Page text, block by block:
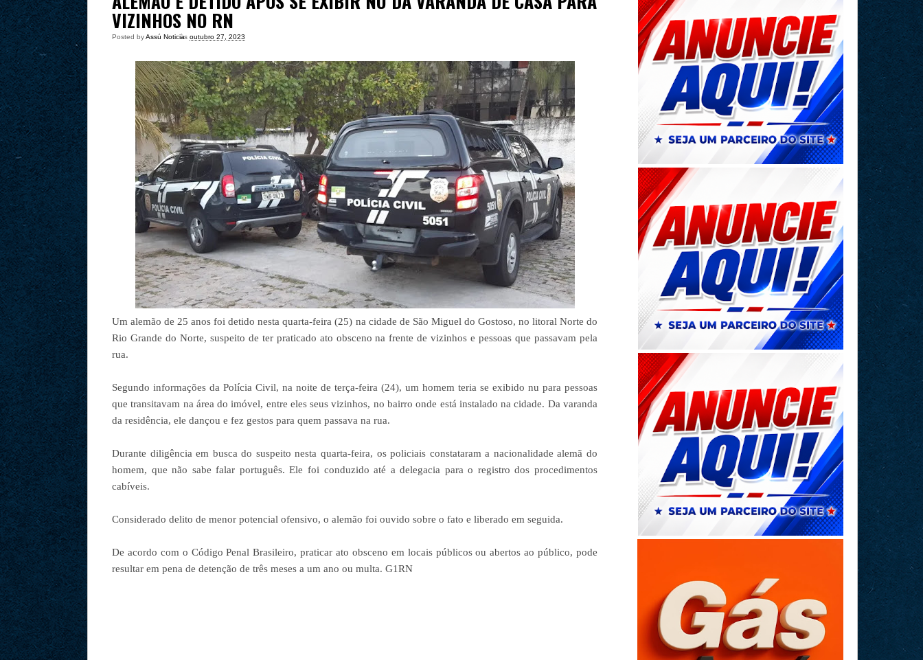
VIZINHOS NO RN
Posted byAssú Noticia
às outubro 27, 2023
Um alemão de 25 anos foi detido nesta quarta-feira (25) na cidade de São Miguel do Gostoso, no litoral Norte do
Rio Grande do Norte, suspeito de ter praticado ato obsceno na frente de vizinhos e pessoas que passavam pela
rua.
Segundo informações da Polícia Civil, na noite de terça-feira (24), um homem teria se exibido nu para pessoas
que transitavam na área do imóvel, entre eles seus vizinhos, no bairro onde está instalado na cidade. Da varanda
da residência, ele dançou e fez gestos para quem passava na rua.
Durante diligência em busca do suspeito nesta quarta-feira, os policiais constataram a nacionalidade alemã do
homem, que não sabe falar português. Ele foi conduzido até a delegacia para o registro dos procedimentos
cabíveis.
Considerado delito de menor potencial ofensivo, o alemão foi ouvido sobre o fato e liberado em seguida.
De acordo com o Código Penal Brasileiro, praticar ato obsceno em locais públicos ou abertos ao público, pode
resultar em pena de detenção de três meses a um ano ou multa. G1RN